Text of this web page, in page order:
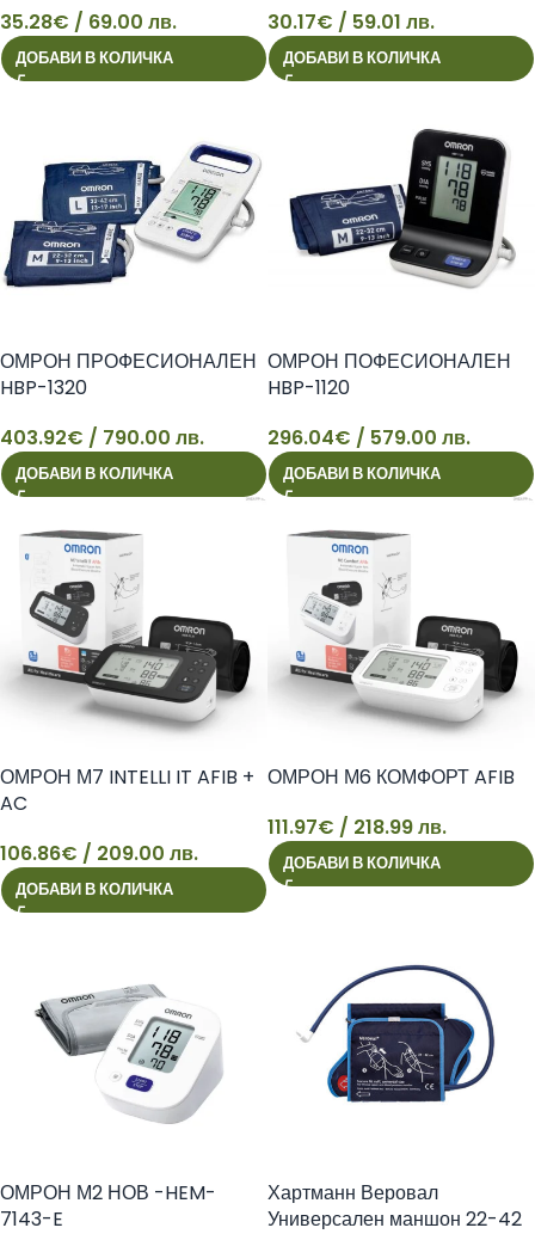
35
35.28€ / 69.00 лв.
ДОБАВИ В КОЛИЧКА
30
30.17€ / 59.01 лв.
ДОБАВИ В КОЛИЧКА
403
ОМРОН ПРОФЕСИОНАЛЕН
HBP-1320
403.92€ / 790.00 лв.
ДОБАВИ В КОЛИЧКА
296
ОМРОН ПОФЕСИОНАЛЕН
HBP-1120
296.04€ / 579.00 лв.
ДОБАВИ В КОЛИЧКА
106
ОМРОН М7 INTELLI IT AFIB +
AC
106.86€ / 209.00 лв.
ДОБАВИ В КОЛИЧКА
111
ОМРОН М6 КОМФОРТ AFIB
111.97€ / 218.99 лв.
ДОБАВИ В КОЛИЧКА
ОМРОН М2 НОВ -HEM-
7143-E
Хартманн Веровал
Универсален маншон 22-42